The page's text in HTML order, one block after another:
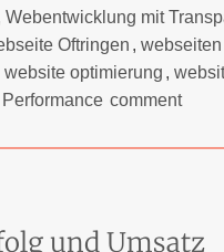
Webentwicklung mit
Oftringen ,
website optimierung ,
comment
und Umsatz